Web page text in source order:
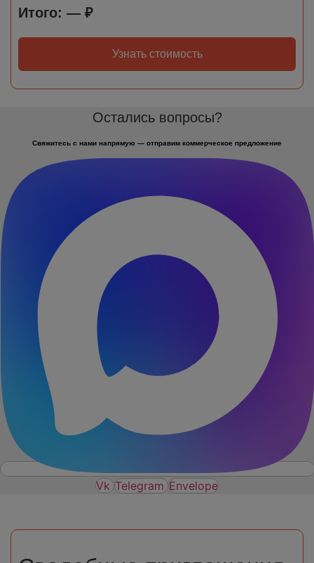
Итого: — ₽
Узнать стоимость
Остались вопросы?
Свяжитесь с нами напрямую — отправим коммерческое предложение
Vk Telegram Envelope